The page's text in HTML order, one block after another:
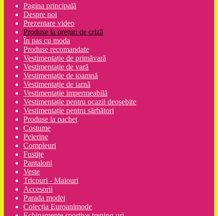
Pagina principală
Despre noi
Prezentare video
Produse la prețuri de criză
În pas cu moda
Produse recomandate
Vestimentație de primăvară
Vestimentație de vară
Vestimentație de toamnă
Vestimentație de iarnă
Vestimentație impermeabilă
Vestimentație pentru ocazii deosebite
Vestimentație pentru sărbători
Produse la pachet
Costume
Pelerine
Compleuri
Fustițe
Pantaloni
Veste
Tricouri - Maiouri
Accesorii
Parada modei
Colecția Euroanimode